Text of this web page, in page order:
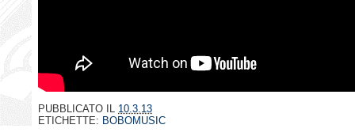
PUBBLICATO IL 10.3.13
ETICHETTE: BOBOMUSIC